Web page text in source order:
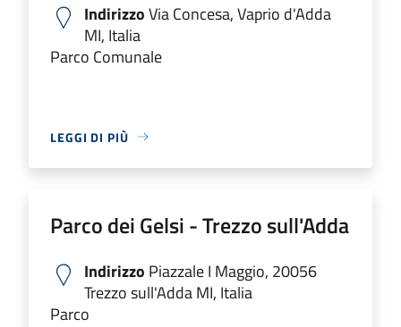
IndirizzoVia Concesa, Vaprio d'Adda
MI, Italia
Parco Comunale
LEGGI DI PIÙ
Parco dei Gelsi - Trezzo sull'Adda
Indirizzo Piazzale I Maggio, 20056
Trezzo sull'Adda MI, Italia
Parco